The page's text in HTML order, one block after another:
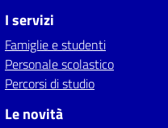
I servizi
Famiglie e studenti
Personale scolastico
Percorsi di studio
Le novità